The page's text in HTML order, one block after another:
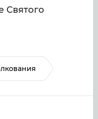
Святого